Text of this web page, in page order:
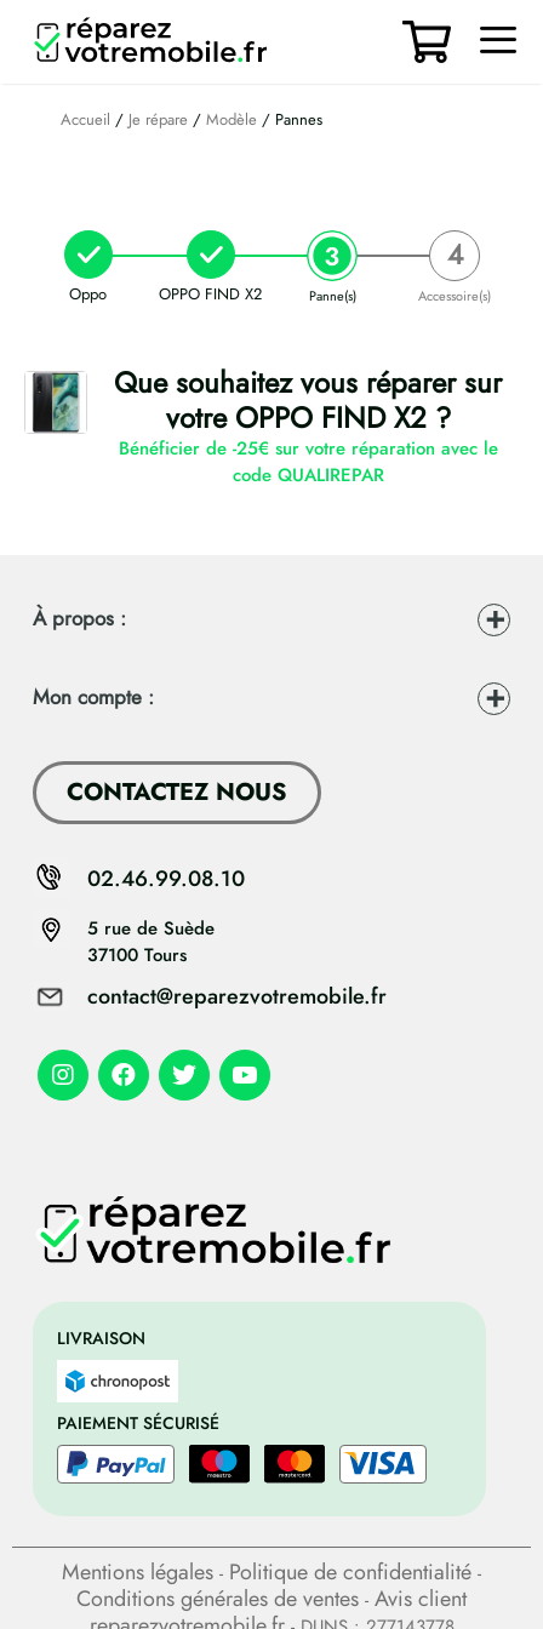
contenu
Accueil / Je répare / Modèle / Pannes
Oppo OPPO FIND X2 Panne(s) Accessoire(s)
Que souhaitez vous réparer sur
votre OPPO FIND X2 ?
Bénéficier de -25€ sur votre réparation avec le
code QUALIREPAR
LIVRAISON
PAIEMENT SÉCURISÉ
À propos :
Mon compte :
CONTACTEZ NOUS
5 rue de Suède
37100 Tours
contact@reparezvotremobile.fr
02.46.99.08.10
Mentions légales - Politique de confidentialité -
Conditions générales de ventes - Avis client